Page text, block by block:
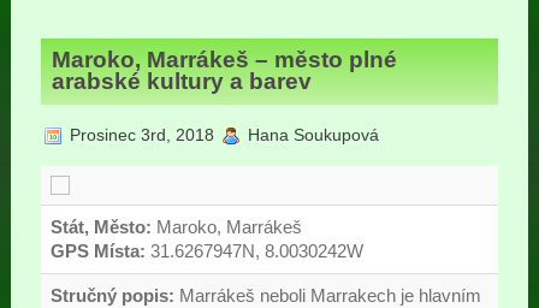
Maroko, Marrákeš – město plné
arabské kultury a barev
Prosinec 3rd, 2018 Hana Soukupová
Stát, Město: Maroko, Marrákeš
GPS Místa: 31.6267947N, 8.0030242W
Stručný popis: Marrákeš neboli Marrakech je hlavním